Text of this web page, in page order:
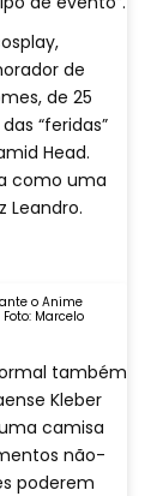
de
de 25
“feridas”
Head.
como uma
Leandro.
o Anime
Marcelo
também
Kleber
camisa
não-
poderem